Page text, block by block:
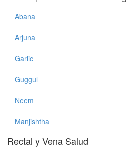
Abana
Arjuna
Garlic
Guggul
Neem
Manjishtha
Rectal y Vena Salud